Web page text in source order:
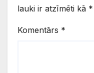
lauki ir atzīmēti kā *
Komentārs *